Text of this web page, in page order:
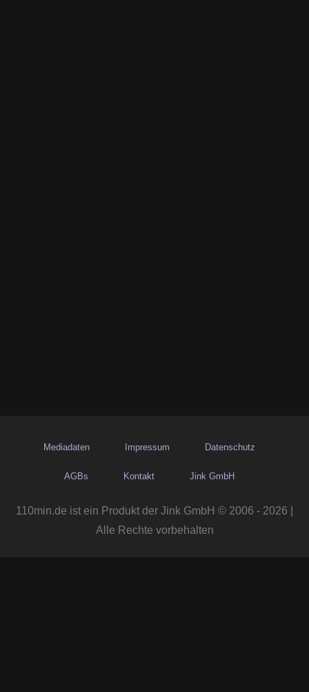
Mediadaten Impressum Datenschutz
AGBs Kontakt Jink GmbH
110min.de ist ein Produkt der Jink GmbH © 2006 - 2026 |
Alle Rechte vorbehalten